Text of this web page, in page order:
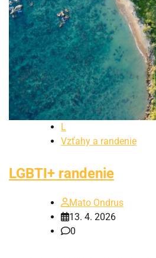
L
Vzťahy a randenie
LGBTI+ randenie
Mato Ondrus
13. 4. 2026
0